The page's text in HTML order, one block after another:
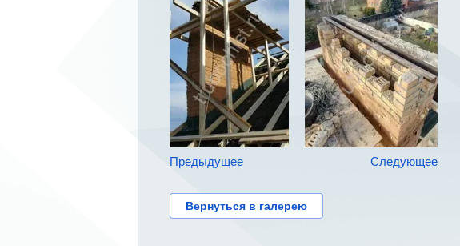
Предыдущее Следующее
Вернуться в галерею